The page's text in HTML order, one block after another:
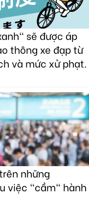
sẽ được áp
thông xe đạp từ
và mức xử phạt.
những
việc "cầm" hành